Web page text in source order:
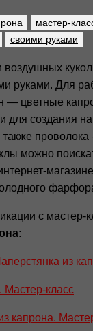
мастер-
своими руками
руками. Для
— цветные
для создания
также
можно
с мастер-
:
из
Мастер-класс
капрона.